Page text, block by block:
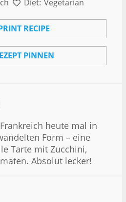
Diet: Vegetarian
RECIPE
PINNEN
heute mal in
Form – eine
Tarte mit Zucchini,
Absolut lecker!